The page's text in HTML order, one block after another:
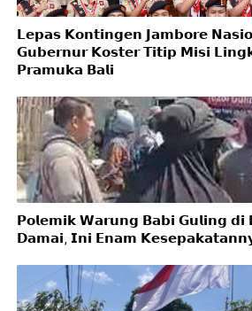
𝗟𝗲𝗽𝗮𝘀 𝗞𝗼𝗻𝘁𝗶𝗻𝗴𝗲𝗻 𝗝𝗮𝗺𝗯𝗼𝗿𝗲
𝗚𝘂𝗯𝗲𝗿𝗻𝘂𝗿 𝗞𝗼𝘀𝘁𝗲𝗿 𝗧𝗶𝘁𝗶𝗽 𝗠𝗶𝘀𝗶
𝗣𝗿𝗮𝗺𝘂𝗸𝗮 𝗕𝗮𝗹𝗶
𝗣𝗼𝗹𝗲𝗺𝗶𝗸 𝗪𝗮𝗿𝘂𝗻𝗴 𝗕𝗮𝗯𝗶 𝗚𝘂𝗹𝗶𝗻𝗴 𝗱𝗶
𝗗𝗮𝗺𝗮𝗶, 𝗜𝗻𝗶 𝗘𝗻𝗮𝗺